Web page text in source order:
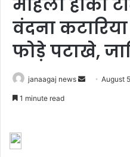
महिला हॉकी
वंदना
फोड़े पटाखे,
janaagaj news
SendAugust
1 minute read